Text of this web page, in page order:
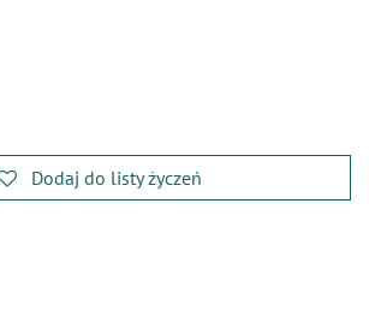
Dodaj do listy życzeń